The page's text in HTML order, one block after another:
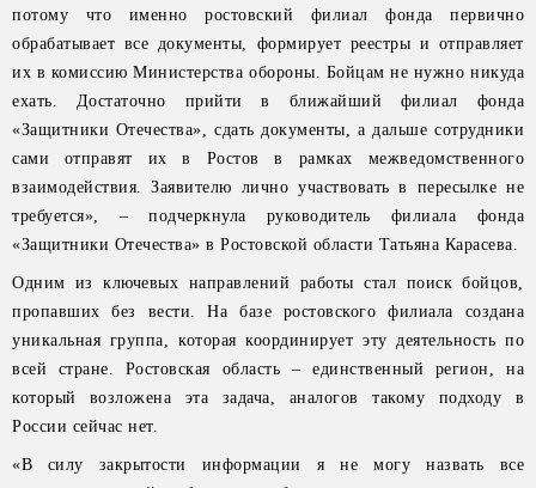
потому что именно ростовский филиал фонда первично
обрабатывает все документы, формирует реестры и отправляет
их в комиссию Министерства обороны. Бойцам не нужно никуда
ехать. Достаточно прийти в ближайший филиал фонда
«Защитники Отечества», сдать документы, а дальше сотрудники
сами отправят их в Ростов в рамках межведомственного
взаимодействия. Заявителю лично участвовать в пересылке не
требуется», – подчеркнула руководитель филиала фонда
«Защитники Отечества» в Ростовской области Татьяна Карасева.
Одним из ключевых направлений работы стал поиск бойцов,
пропавших без вести. На базе ростовского филиала создана
уникальная группа, которая координирует эту деятельность по
всей стране. Ростовская область – единственный регион, на
который возложена эта задача, аналогов такому подходу в
России сейчас нет.
«В силу закрытости информации я не могу назвать все